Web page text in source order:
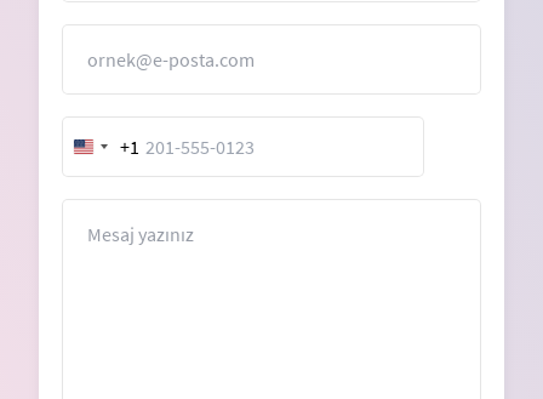
United
States
+1